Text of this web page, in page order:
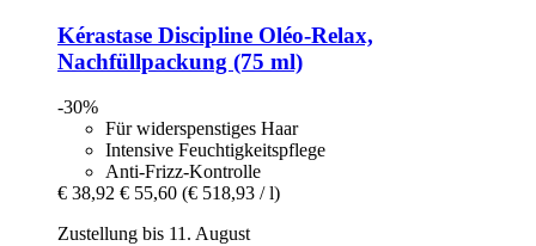
Kérastase Discipline Oléo-​Relax,
Nachfüllpackung (75 ml)
-30%
Für widerspenstiges Haar
Intensive Feuchtigkeitspflege
Anti-Frizz-Kontrolle
€ 38,92 € 55,60 (€ 518,93 / l)
Zustellung bis 11. August